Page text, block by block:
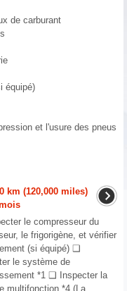
de carburant
équipé)
et l'usure des pneus
km (120,000 miles)
le compresseur du
le frigorigène, et vérifier
(si équipé) ❑
le système de
*1 ❑ Inspecter la
multifonction *4 (La ...